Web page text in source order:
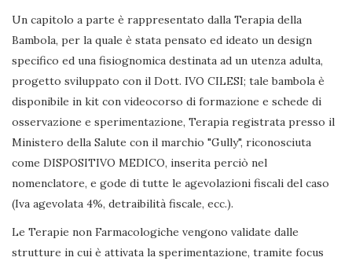
Un capitolo a parte è rappresentato dalla Terapia della
Bambola, per la quale è stata pensato ed ideato un design
specifico ed una fisiognomica destinata ad un utenza adulta,
progetto sviluppato con il Dott. IVO CILESI; tale bambola è
disponibile in kit con videocorso di formazione e schede di
osservazione e sperimentazione, Terapia registrata presso il
Ministero della Salute con il marchio "Gully", riconosciuta
come DISPOSITIVO MEDICO, inserita perciò nel
nomenclatore, e gode di tutte le agevolazioni fiscali del caso
(Iva agevolata 4%, detraibilità fiscale, ecc.).
Le Terapie non Farmacologiche vengono validate dalle
strutture in cui è attivata la sperimentazione, tramite focus